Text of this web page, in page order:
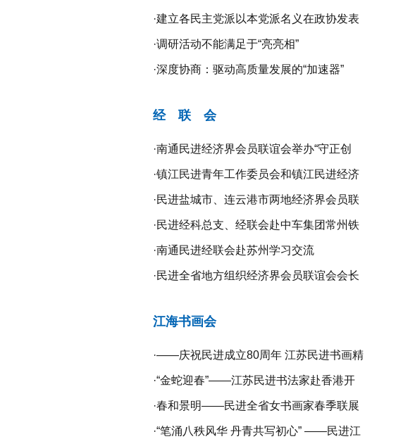
共识的新路径
·建立各民主党派以本党派名义在政协发表
意见的制度机制研究
·调研活动不能满足于“亮亮相”
·深度协商：驱动高质量发展的“加速器”
经 联 会
·南通民进经济界会员联谊会举办“守正创
新、携手同行”二届二次全体理事会议
·镇江民进青年工作委员会和镇江民进经济
界会员联谊会联合举办“庆祝新中国成立75
周年”系列活动
·民进盐城市、连云港市两地经济界会员联
谊会开展学习交流活动
·民进经科总支、经联会赴中车集团常州铁
道高等职业技术学校开展专题调研
·南通民进经联会赴苏州学习交流
·民进全省地方组织经济界会员联谊会会长
江海书画会
·——庆祝民进成立80周年 江苏民进书画精
品展暨宿迁镇江扬州三市民进书画作品联
展开幕
·“金蛇迎春”——江苏民进书法家赴香港开
展挥春活动
·春和景明——民进全省女书画家春季联展
在宁开幕
·“笔涌八秩风华 丹青共写初心” ——民进江